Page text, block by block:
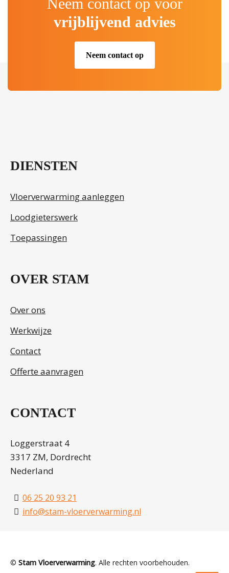
vrijblijvend advies
Neem contact op
DIENSTEN
Vloerverwarming aanleggen
Loodgieterswerk
Toepassingen
OVER STAM
Over ons
Werkwijze
Contact
Offerte aanvragen
CONTACT
Loggerstraat 4
3317 ZM, Dordrecht
Nederland
06 25 20 93 21
info@stam-vloerverwarming.nl
© Stam Vloerverwarming. Alle rechten voorbehouden.